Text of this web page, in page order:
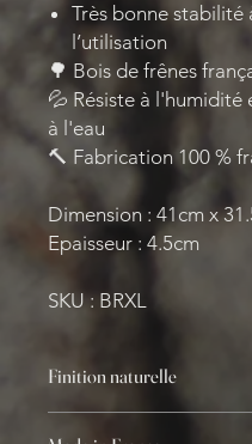
Très bonne stabilité
l’utilisation
🌳 Bois de frênes
💦 Résiste à l'humidité
à l'eau
🔨 Fabrication 100 %
Dimension : 41cm x
Epaisseur : 4.5cm
SKU : BRXL
Finition naturelle